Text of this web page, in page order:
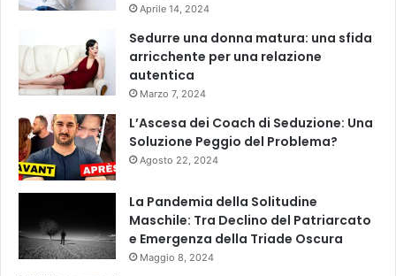
Aprile 14, 2024
Sedurre una donna matura: una sfida
arricchente per una relazione
autentica
Marzo 7, 2024
L’Ascesa dei Coach di Seduzione: Una
Soluzione Peggio del Problema?
Agosto 22, 2024
La Pandemia della Solitudine
Maschile: Tra Declino del Patriarcato
e Emergenza della Triade Oscura
Maggio 8, 2024